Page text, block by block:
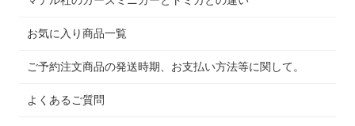
お気に入り商品一覧
ご予約注文商品の発送時期、お支払い方法等に関して。
よくあるご質問